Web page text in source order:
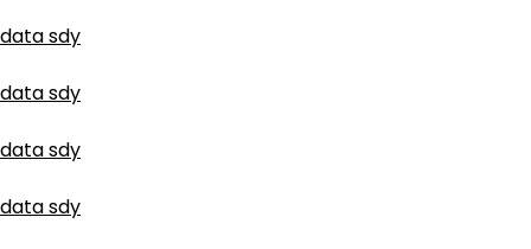
data sdy
data sdy
data sdy
data sdy